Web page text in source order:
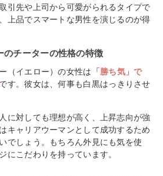
引先や上司から可愛がられるタイプで
上品でスマートな男性を演じるのが得
のチーターの性格の特徴
（イエロー）の女性は
「勝ち気」で
す。彼女は、何事も白黒はっきりさせ
に対しても理想が高く、上昇志向が強
キャリアウーマンとして成功するため
でしょう。もちろん外見にも気を使
にこだわりを持っています。